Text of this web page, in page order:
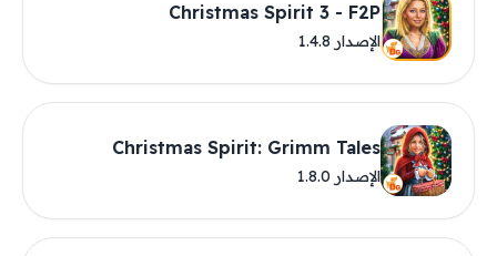
Christmas Spirit 3 - F2P
الإصدار 1.4.8
Christmas Spirit: Grimm Tales
الإصدار 1.8.0